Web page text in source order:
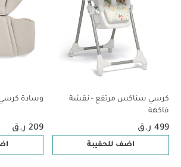
كرسي سناكس مرتفع - نقشة
فاكهة
499 ر.ق
اضف للحقيبة
وسادة كرسي
209 ر.ق